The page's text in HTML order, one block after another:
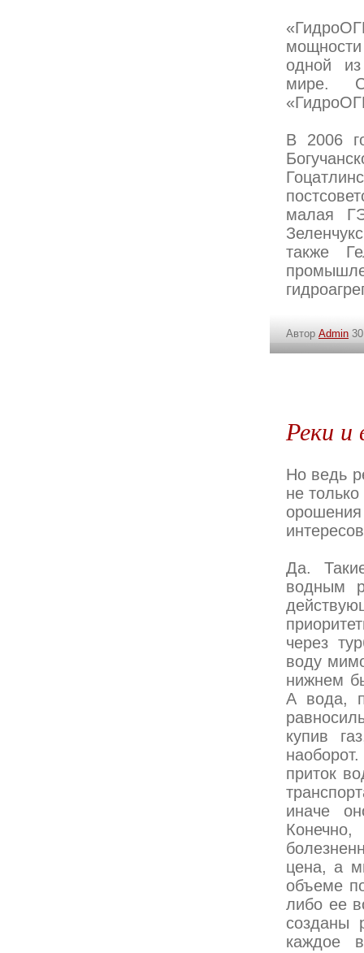
одной
мире.
В 2006
малая
также
Автор Admin
Реки и
Но ведь
не
Да.
водным
через
воду
нижнем
А вода,
купив
приток
иначе
цена, а
объеме
либо ее
созданы
каждое